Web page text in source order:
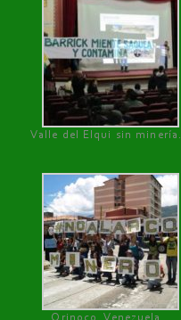
Valle del Elqui sin minería.